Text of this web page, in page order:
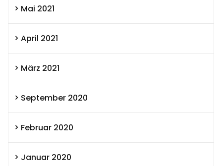
Mai 2021
April 2021
März 2021
September 2020
Februar 2020
Januar 2020